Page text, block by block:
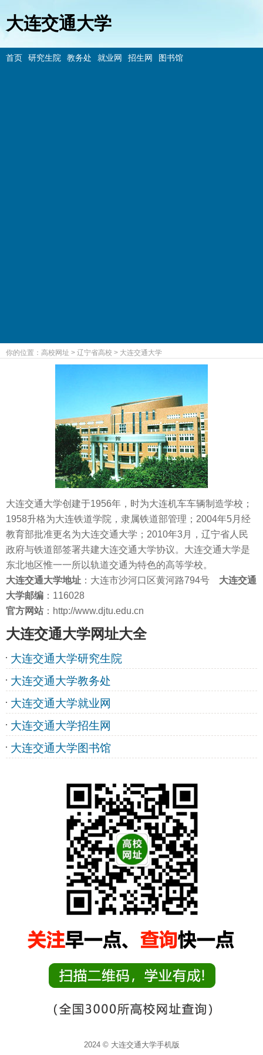
大连交通大学
首页 研究生院 教务处 就业网 招生网 图书馆
你的位置： 高校网址 > 辽宁省高校 > 大连交通大学
大连交通大学创建于1956年，时为大连机车车辆制造学校；
1958升格为大连铁道学院，隶属铁道部管理；2004年5月经
教育部批准更名为大连交通大学；2010年3月，辽宁省人民
政府与铁道部签署共建大连交通大学协议。大连交通大学是
东北地区惟一一所以轨道交通为特色的高等学校。
大连交通大学地址 ：大连市沙河口区黄河路794号 大连交通
大学邮编 ：116028
官方网站 ：http://www.djtu.edu.cn
大连交通大学网址大全
大连交通大学研究生院
大连交通大学教务处
大连交通大学就业网
大连交通大学招生网
大连交通大学图书馆
2024 © 大连交通大学手机版